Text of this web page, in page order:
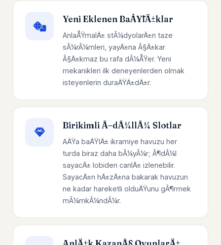
Yeni Eklenen BaÅŸlÄ±klar
AnlaÅŸmalÄ± stÃ¼dyolarÄ±n taze
sÃ¼rÃ¼mleri, yayÄ±na Ã§Ä±kar
Ã§Ä±kmaz bu rafa dÃ¼ÅŸer. Yeni
mekanikleri ilk deneyenlerden olmak
isteyenlerin duraÄŸÄ±dÄ±r.
Birikimli Ã–dÃ¼llÃ¼ Slotlar
AÄŸa baÄŸlÄ± ikramiye havuzu her
turda biraz daha bÃ¼yÃ¼r; Ã¶dÃ¼l
sayacÄ± lobiden canlÄ± izlenebilir.
SayacÄ±n hÄ±zÄ±na bakarak havuzun
ne kadar hareketli olduÄŸunu gÃ¶rmek
mÃ¼mkÃ¼ndÃ¼r.